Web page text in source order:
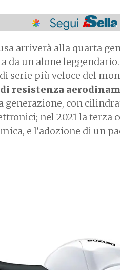
arriverà alla quarta
un alone leggendario.
serie più veloce del
resistenza
generazione, con
nel 2021 la terza
e l’adozione di un